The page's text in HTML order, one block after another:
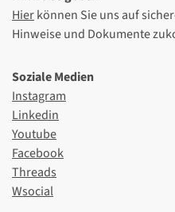
Hierkönnen Sie uns auf
Hinweise und Dokumente
Soziale Medien
Instagram
Linkedin
Youtube
Facebook
Threads
Wsocial